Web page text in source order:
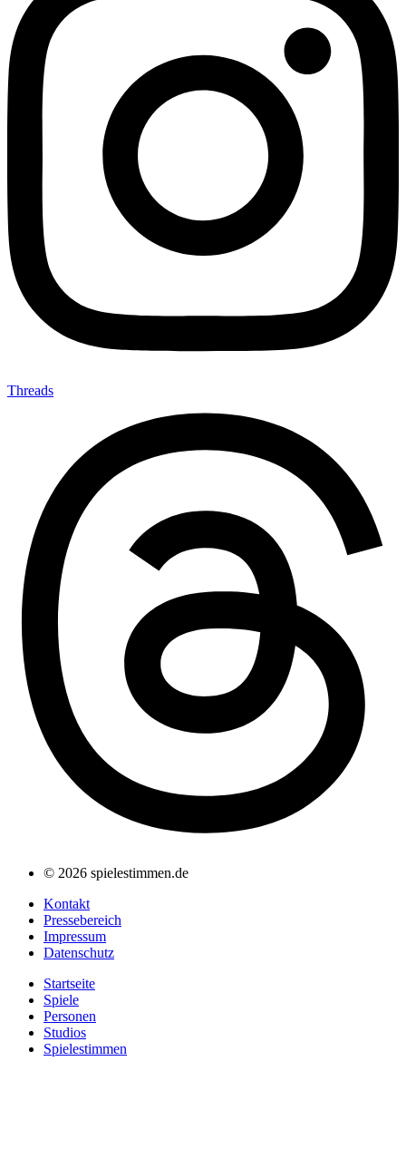
Threads
© 2026 spielestimmen.de
Kontakt
Pressebereich
Impressum
Datenschutz
Startseite
Spiele
Personen
Studios
Spielestimmen